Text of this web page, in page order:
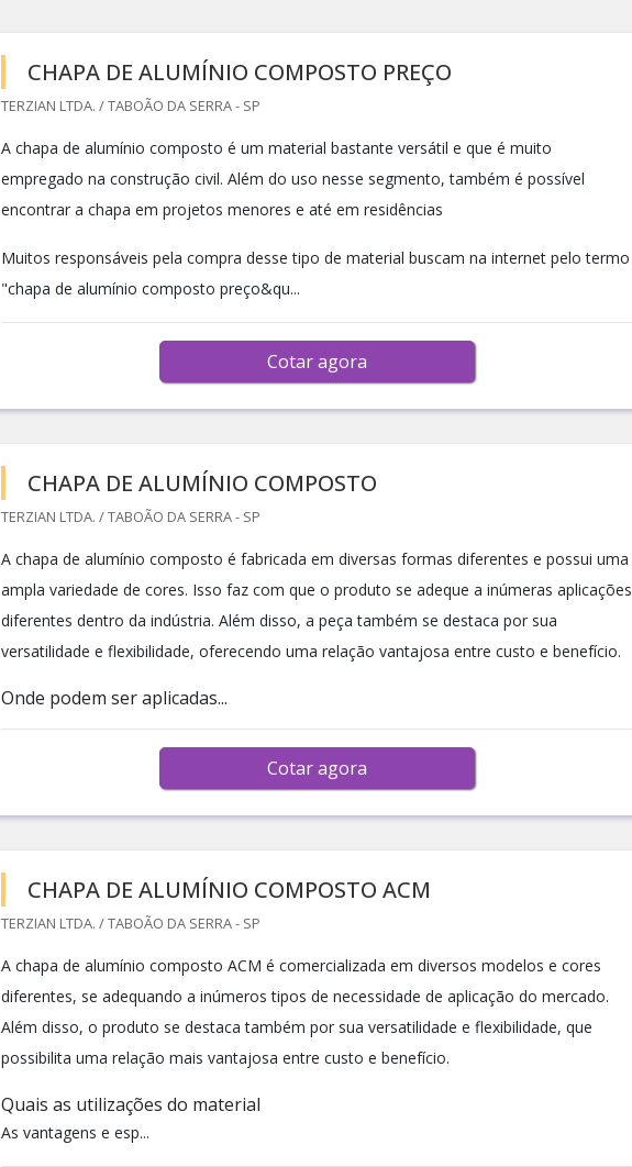
CHAPA DE ALUMÍNIO COMPOSTO PREÇO
TERZIAN LTDA. / TABOÃO DA SERRA - SP
A chapa de alumínio composto é um material bastante versátil e que é muito
empregado na construção civil. Além do uso nesse segmento, também é possível
encontrar a chapa em projetos menores e até em residências
Muitos responsáveis pela compra desse tipo de material buscam na internet pelo termo
"chapa de alumínio composto preço&qu...
Cotar agora
CHAPA DE ALUMÍNIO COMPOSTO
TERZIAN LTDA. / TABOÃO DA SERRA - SP
A chapa de alumínio composto é fabricada em diversas formas diferentes e possui uma
ampla variedade de cores. Isso faz com que o produto se adeque a inúmeras aplicações
diferentes dentro da indústria. Além disso, a peça também se destaca por sua
versatilidade e flexibilidade, oferecendo uma relação vantajosa entre custo e benefício.
Onde podem ser aplicadas...
Cotar agora
CHAPA DE ALUMÍNIO COMPOSTO ACM
TERZIAN LTDA. / TABOÃO DA SERRA - SP
A chapa de alumínio composto ACM é comercializada em diversos modelos e cores
diferentes, se adequando a inúmeros tipos de necessidade de aplicação do mercado.
Além disso, o produto se destaca também por sua versatilidade e flexibilidade, que
possibilita uma relação mais vantajosa entre custo e benefício.
Quais as utilizações do material
As vantagens e esp...